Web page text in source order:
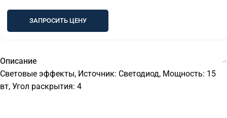
ЗАПРОСИТЬ ЦЕНУ
Описание
Световые эффекты, Источник: Светодиод, Мощность: 15
вт, Угол раскрытия: 4